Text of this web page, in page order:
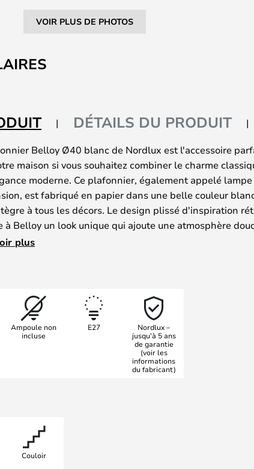
VOIR PLUS DE PHOTOS
DÉTAILS DU PRODUIT
Belloy Ø40 blanc de Nordlux est l'accessoire
maison si vous souhaitez combiner le charme
moderne. Ce plafonnier, également appelé lampe
est fabriqué en papier dans une belle couleur
à tous les décors. Le design plissé d'inspiration
à Belloy un look unique qui ajoute une atmosphère
à n'importe quelle pièce. Vous pouvez choisir de
que vous souhaitez. L'Abat-jour assure un éclairage
ou la salle à manger. Avec le plafonnier Belloy Ø40
disposez non seulement d'une source de lumière
mais aussi d'un élément de design élégant qui
plus
Ampoule non
incluse
E27
Nordlux –
jusqu'à 5 ans
de garantie
(voir les
informations
du fabricant)
Couloir